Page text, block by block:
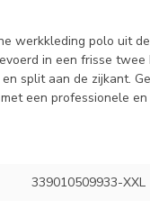
werkkleding polo uit
in een frisse
split aan de zijkant.
een professionele
339010509933-XXL